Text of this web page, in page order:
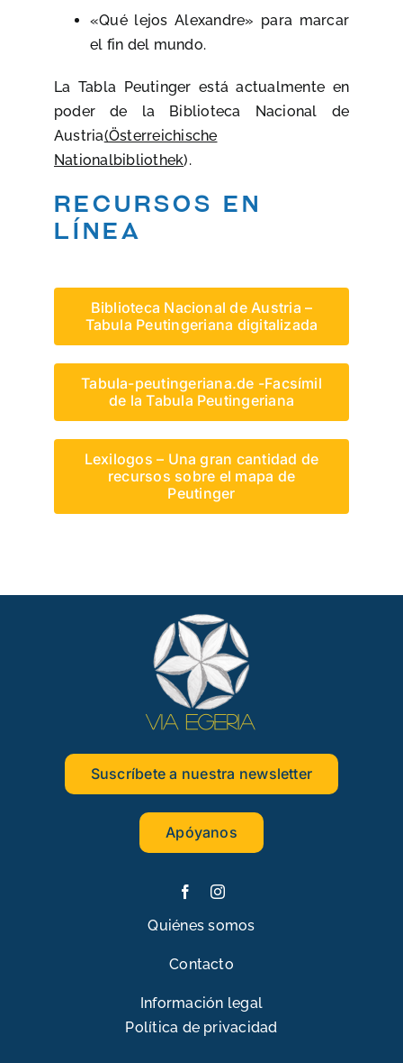
«Qué lejos Alexandre» para marcar
el fin del mundo.
La Tabla Peutinger está actualmente en
poder de la Biblioteca Nacional de
Austria(Österreichische
Nationalbibliothek).
recursos en
línea
Biblioteca Nacional de Austria –
Tabula Peutingeriana digitalizada
Tabula-peutingeriana.de -Facsímil
de la Tabula Peutingeriana
Lexilogos – Una gran cantidad de
recursos sobre el mapa de
Peutinger
Suscríbete a nuestra newsletter
Apóyanos
Quiénes somos
Contacto
Información legal
Política de privacidad